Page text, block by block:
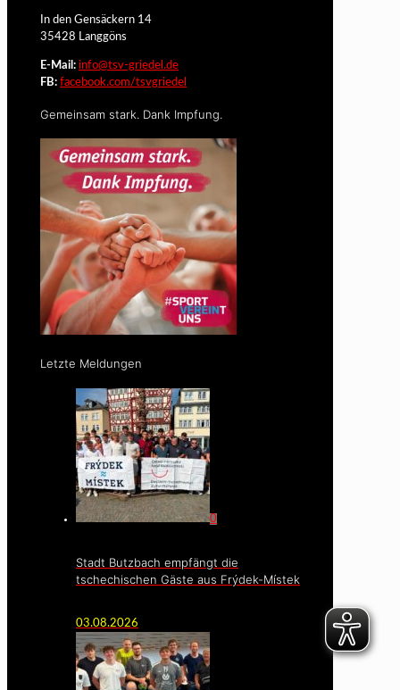
In den Gensäckern 14
35428 Langgöns
E-Mail: info@tsv-griedel.de
FB: facebook.com/tsvgriedel
Gemeinsam stark. Dank Impfung.
Letzte Meldungen
0
Stadt Butzbach empfängt die
tschechischen Gäste aus Frýdek-Místek
03.08.2026